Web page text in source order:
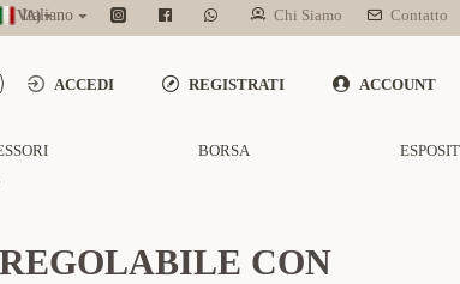
IVA)
Italiano Chi Siamo Contatto
ACCEDI REGISTRATI ACCOUNT
BORSA
CON